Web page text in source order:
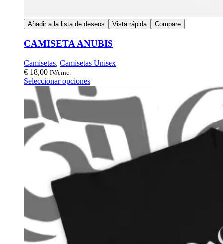
Añadir a la lista de deseos Vista rápida Compare
CAMISETA ANUBIS
Camisetas, Camisetas Unisex
€ 18,00 IVA inc.
Seleccionar opciones